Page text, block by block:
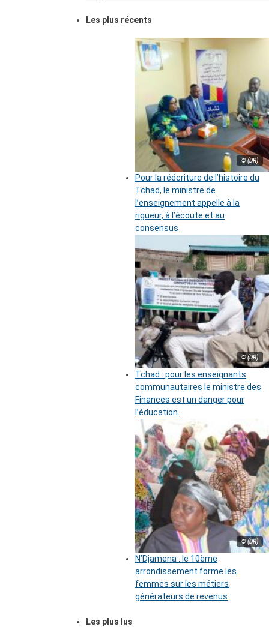
Les plus récents
© (DR)
Pour la réécriture de l’histoire du
Tchad, le ministre de
l’enseignement appelle à la
rigueur, à l’écoute et au
consensus
© (DR)
Tchad : pour les enseignants
communautaires le ministre des
Finances est un danger pour
l’éducation.
© (DR)
N’Djamena : le 10ème
arrondissement forme les
femmes sur les métiers
générateurs de revenus
Les plus lus